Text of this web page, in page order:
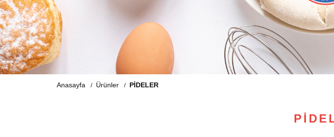
Anasayfa / Ürünler / PİDELER